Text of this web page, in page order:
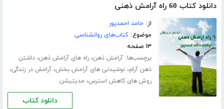
دانلود کتاب 60 راه آرامش ذهنی
از:حامد احمدپور
موضوع:کتاب‌های روانشناسی
۱۳ صفحه
برچسب‌ها:آرامش ذهن،راه های آرامش ذهن،داشتن
ذهن آرام،نوشیدنی های آرامش بخش،آرامش در زندگی،
روش های کاهش استرس، مدیتیشن
دانلود کتاب